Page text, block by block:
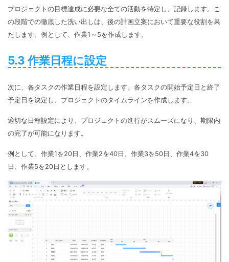
プロジェクトの目標達成に必要な全ての活動を特定し、記録します。こ
の段階での徹底した洗い出しは、後の計画立案において重要な役割を果
たします。例として、作業1～5を作成します。
5.3 作業日程に設定
次に、各タスクの作業日程を設定します。各タスクの開始予定日と終了
予定日を決定し、プロジェクトのタイムラインを作成します。
適切な日程設定により、プロジェクトの進行がスムーズになり、期限内
の完了が可能になります。
例として、作業1を20日、作業2を40日、作業3を50日、作業4を30
日、作業5を20日とします。